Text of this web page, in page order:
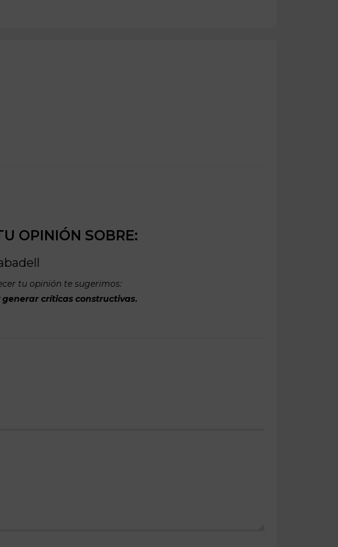
OPINIÓN SOBRE:
tu opinión te sugerimos:
críticas constructivas.